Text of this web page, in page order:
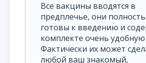
Все вакцины вводятся в
предплечье, они
готовы к введению и
комплекте очень удобную
Фактически их может
любой ваш знакомый,